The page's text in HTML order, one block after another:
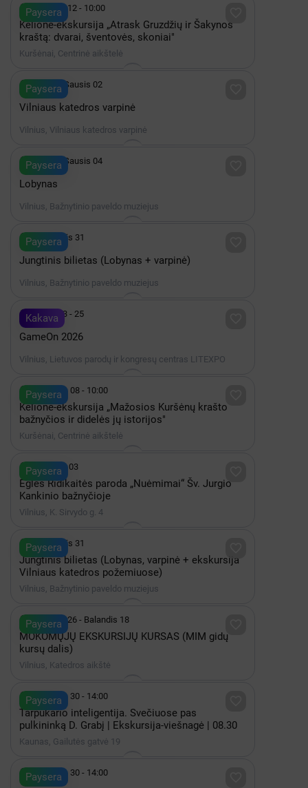
Paysera
 Rugsėjis 12 - 10:00
Kelionė-ekskursija „Atrask Gruzdžių ir Šakynos
kraštą: dvarai, šventovės, skoniai"
Kuršėnai, Centrinė aikštelė
Paysera
 2027 iki Sausis 02
Vilniaus katedros varpinė
Vilnius, Vilniaus katedros varpinė
Paysera
 2027 iki Sausis 04
Lobynas
Vilnius, Bažnytinio paveldo muziejus
Paysera
 iki Gruodis 31
Jungtinis bilietas (Lobynas + varpinė)
Vilnius, Bažnytinio paveldo muziejus
Kakava
 Spalis 23 - 25
GameOn 2026
Vilnius, Lietuvos parodų ir kongresų centras LITEXPO
Paysera
 Rugpjūtis 08 - 10:00
Kelionė-ekskursija „Mažosios Kuršėnų krašto
bažnyčios ir didelės jų istorijos"
Kuršėnai, Centrinė aikštelė
Paysera
 iki Spalis 03
Eglės Ridikaitės paroda „Nuėmimai“ Šv. Jurgio
Kankinio bažnyčioje
Vilnius, K. Sirvydo g. 4
Paysera
 iki Gruodis 31
Jungtinis bilietas (Lobynas, varpinė + ekskursija
Vilniaus katedros požemiuose)
Vilnius, Bažnytinio paveldo muziejus
Paysera
 Rugsėjis 26 - Balandis 18
MOKOMŲJŲ EKSKURSIJŲ KURSAS (MIM gidų
kursų dalis)
Vilnius, Katedros aikštė
Paysera
 Rugpjūtis 30 - 14:00
Tarpukario inteligentija. Svečiuose pas
pulkininką D. Grabį | Ekskursija-viešnagė | 08.30
Kaunas, Gailutės gatvė 19
Paysera
 Rugpjūtis 30 - 14:00